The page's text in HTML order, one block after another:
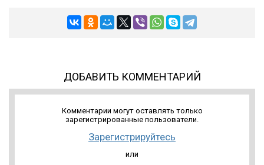
ДОБАВИТЬ КОММЕНТАРИЙ
Комментарии могут оставлять только
зарегистрированные пользователи.
Зарегистрируйтесь
или